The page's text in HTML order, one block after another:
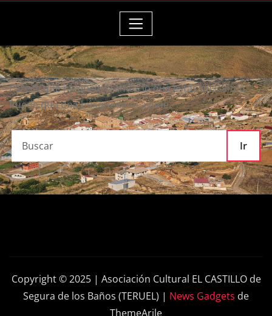
Parece que no encontramos lo que estás buscando.
Puede que una búsqueda te ayude.
Ir
Copyright © 2025 | Asociación Cultural EL CASTILLO de
Segura de los Baños (TERUEL) | News Gadgets de
ThemeArile